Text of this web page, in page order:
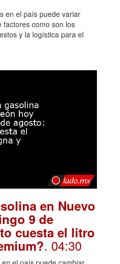
en el país puede variar
factores como son los
y la logística para el
en Nuevo
9 de
cuesta el litro
. 04:30